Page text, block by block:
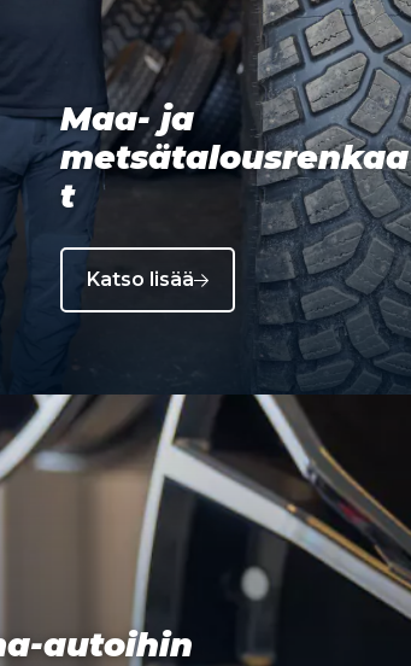
Maa- ja
metsätalousrenkaa
t
Katso lisää
autoihin